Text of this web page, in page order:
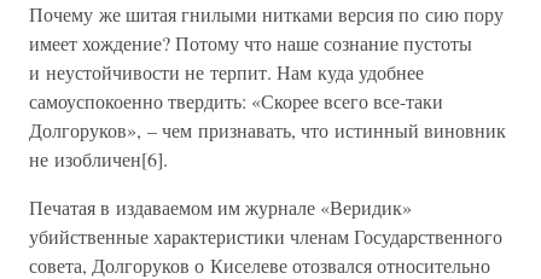
Почему же шитая гнилыми нитками версия по сию пору
имеет хождение? Потому что наше сознание пустоты
и неустойчивости не терпит. Нам куда удобнее
самоуспокоенно твердить: «Скорее всего все-таки
Долгоруков», – чем признавать, что истинный виновник
не изобличен[6].
Печатая в издаваемом им журнале «Веридик»
убийственные характеристики членам Государственного
совета, Долгоруков о Киселеве отозвался относительно